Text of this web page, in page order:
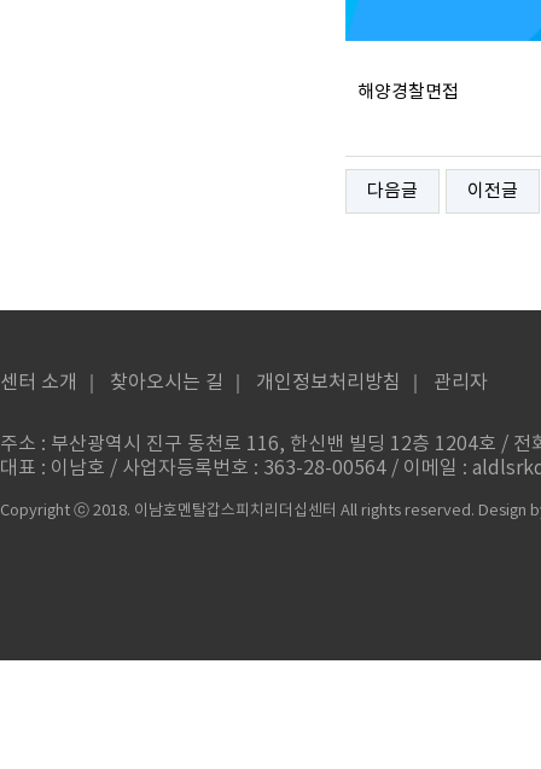
해양경찰면접
다음글 이전글
센터 소개 찾아오시는 길 개인정보처리방침 관리자
주소 : 부산광역시 진구 동천로 116, 한신밴 빌딩 12층 1204호 /
대표 : 이남호 / 사업자등록번호 : 363-28-00564 / 이메일 :
Copyright ⓒ 2018. 이남호멘탈갑스피치리더십센터 All rights reserved. Design